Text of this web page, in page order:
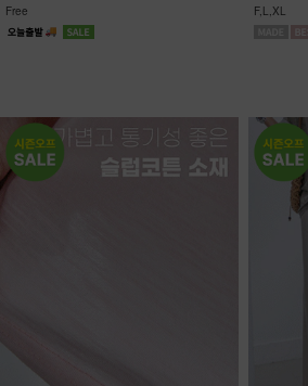
Free
F,L,XL